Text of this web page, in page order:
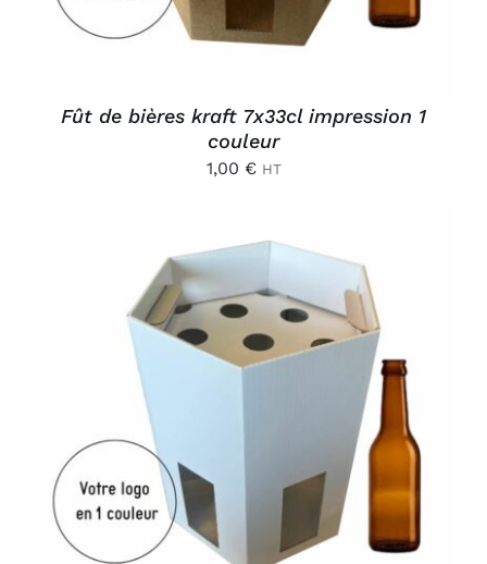
Fût de bières kraft 7x33cl impression 1
couleur
1,00 € HT
AJOUTER AU PANIER